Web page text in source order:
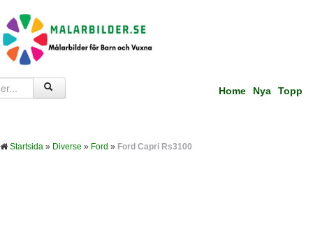
Home Nya Topp
Startsida » Diverse » Ford » Ford Capri Rs3100